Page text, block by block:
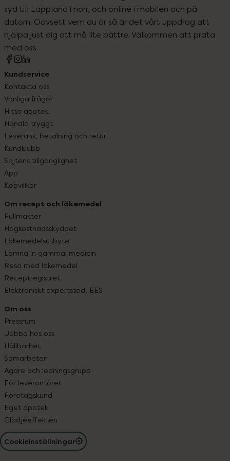
syd till Lappland i norr, och online i mobilen och på
datorn. Oavsett vem du är så är det vårt uppdrag att
hjälpa just dig att må lite bättre. Välkommen att prata
med oss.
Kundservice
Kontakta oss
Vanliga frågor
Hitta apotek
Handla tryggt
Leverans, betalning och retur
Kundklubb
Sajtens tillgänglighet
App
Köpvillkor
Om recept och läkemedel
Fullmakter
Högkostnadsskyddet
Läkemedelsutbyte
Lämna in gammal medicin
Resa med läkemedel
Receptregistret
Elektroniskt expertstöd, EES
Om oss
Pressrum
Jobba hos oss
Hållbarhet
Samarbeten
Ägare och ledningsgrupp
För leverantörer
Företagskund
Eget apotek
Glädjeeffekten
Cookieinställningar